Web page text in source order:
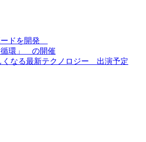
ードを開発
循環」 の開催
くなる最新テクノロジー 出演予定